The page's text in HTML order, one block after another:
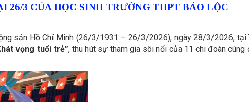
3 CỦA HỌC SINH TRƯỜNG THPT BẢO LỘC
sản Hồ Chí Minh (26/3/1931 – 26/3/2026), ngày 28/3/2026, tại
vọng tuổi trẻ”, thu hút sự tham gia sôi nổi của 11 chi đoàn cùng